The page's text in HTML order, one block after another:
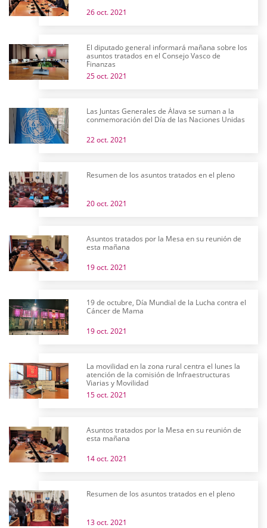
26 oct. 2021
El diputado general informará mañana sobre los
asuntos tratados en el Consejo Vasco de
Finanzas
25 oct. 2021
Las Juntas Generales de Álava se suman a la
conmemoración del Día de las Naciones Unidas
22 oct. 2021
Resumen de los asuntos tratados en el pleno
20 oct. 2021
Asuntos tratados por la Mesa en su reunión de
esta mañana
19 oct. 2021
19 de octubre, Día Mundial de la Lucha contra el
Cáncer de Mama
19 oct. 2021
La movilidad en la zona rural centra el lunes la
atención de la comisión de Infraestructuras
Viarias y Movilidad
15 oct. 2021
Asuntos tratados por la Mesa en su reunión de
esta mañana
14 oct. 2021
Resumen de los asuntos tratados en el pleno
13 oct. 2021